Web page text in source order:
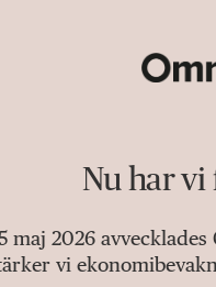
Nu har
maj 2026
vi